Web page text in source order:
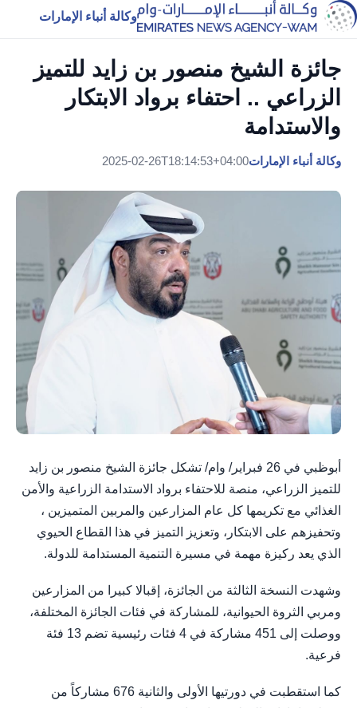
وكالة أنباء الإمارات
جائزة الشيخ منصور بن زايد للتميز
الزراعي .. احتفاء برواد الابتكار
والاستدامة
وكالة أنباء الإمارات2025-02-26T18:14:53+04:00
أبوظبي في 26 فبراير/ وام/ تشكل جائزة الشيخ منصور بن زايد
للتميز الزراعي، منصة للاحتفاء برواد الاستدامة الزراعية والأمن
الغذائي مع تكريمها كل عام المزارعين والمربين المتميزين ،
وتحفيزهم على الابتكار، وتعزيز التميز في هذا القطاع الحيوي
الذي يعد ركيزة مهمة في مسيرة التنمية المستدامة للدولة.
وشهدت النسخة الثالثة من الجائزة، إقبالا كبيرا من المزارعين
ومربي الثروة الحيوانية، للمشاركة في فئات الجائزة المختلفة،
ووصلت إلى 451 مشاركة في 4 فئات رئيسية تضم 13 فئة
فرعية.
كما استقطبت في دورتيها الأولى والثانية 676 مشاركاً من